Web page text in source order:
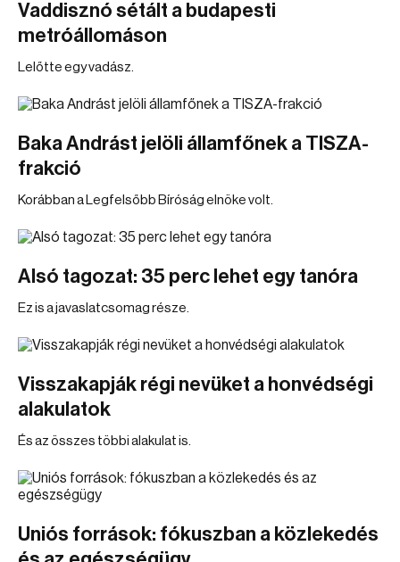
Vaddisznó sétált a budapesti
metróállomáson
Lelőtte egy vadász.
Baka Andrást jelöli államfőnek a TISZA-
frakció
Korábban a Legfelsőbb Bíróság elnöke volt.
Alsó tagozat: 35 perc lehet egy tanóra
Ez is a javaslatcsomag része.
Visszakapják régi nevüket a honvédségi
alakulatok
És az összes többi alakulat is.
Uniós források: fókuszban a közlekedés